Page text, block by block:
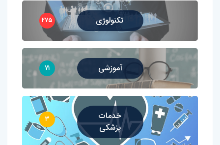
تکنولوژی ۲۷۵
آموزشی ۷۱
خدمات
پزشکی
۳